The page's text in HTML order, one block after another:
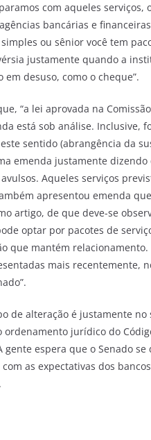
com aqueles
bancárias e
ou sênior você tem
justamente quando a
em desuso, como o cheque”.
“a lei aprovada na
está sob análise. Inclusive,
sentido (abrangência da
emenda justamente
Aqueles serviços
apresentou emenda
artigo, de que deve-se
optar por pacotes de
que mantém
mais recentemente,
de alteração é justamente
ordenamento jurídico do
gente espera que o Senado
as expectativas dos